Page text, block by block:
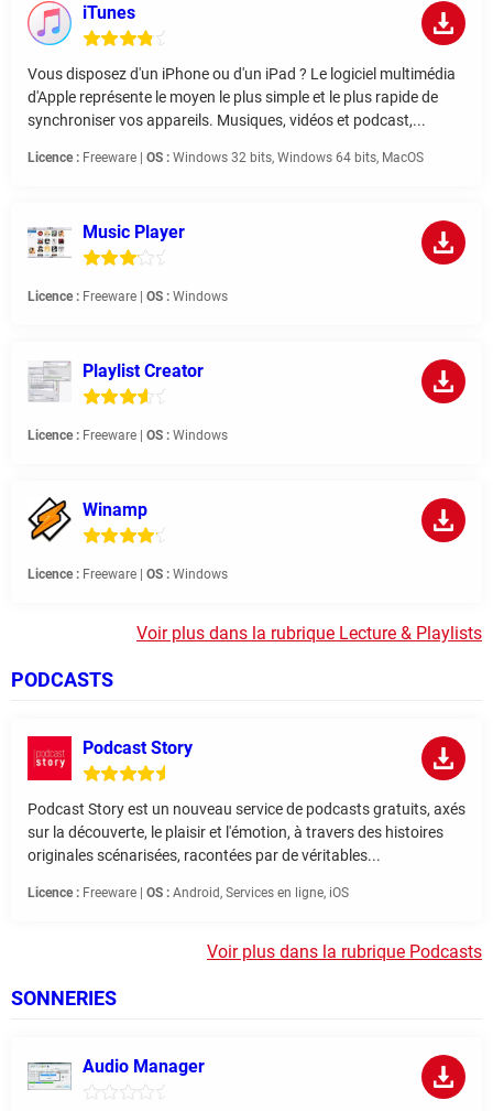
iTunes
Vous disposez d'un iPhone ou d'un iPad ? Le logiciel multimédia
d'Apple représente le moyen le plus simple et le plus rapide de
synchroniser vos appareils. Musiques, vidéos et podcast,...
Licence : Freeware | OS : Windows 32 bits, Windows 64 bits, MacOS
Music Player
Licence : Freeware | OS : Windows
Playlist Creator
Licence : Freeware | OS : Windows
Winamp
Licence : Freeware | OS : Windows
Voir plus dans la rubrique Lecture & Playlists
PODCASTS
Podcast Story
Podcast Story est un nouveau service de podcasts gratuits, axés
sur la découverte, le plaisir et l'émotion, à travers des histoires
originales scénarisées, racontées par de véritables...
Licence : Freeware | OS : Android, Services en ligne, iOS
Voir plus dans la rubrique Podcasts
SONNERIES
Audio Manager